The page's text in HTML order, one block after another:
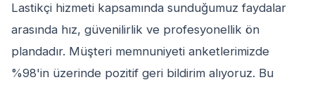
Lastikçi hizmeti kapsamında sunduğumuz faydalar
arasında hız, güvenilirlik ve profesyonellik ön
plandadır. Müşteri memnuniyeti anketlerimizde
%98'in üzerinde pozitif geri bildirim alıyoruz. Bu